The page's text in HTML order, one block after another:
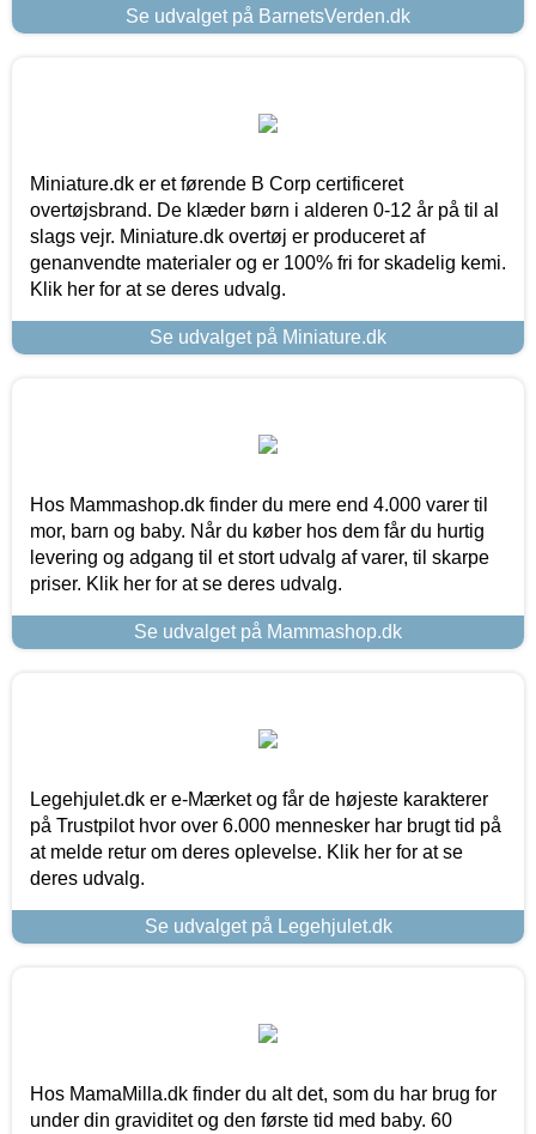
Se udvalget på BarnetsVerden.dk
Miniature.dk er et førende B Corp certificeret
overtøjsbrand. De klæder børn i alderen 0-12 år på til al
slags vejr. Miniature.dk overtøj er produceret af
genanvendte materialer og er 100% fri for skadelig kemi.
Klik her for at se deres udvalg.
Se udvalget på Miniature.dk
Hos Mammashop.dk finder du mere end 4.000 varer til
mor, barn og baby. Når du køber hos dem får du hurtig
levering og adgang til et stort udvalg af varer, til skarpe
priser. Klik her for at se deres udvalg.
Se udvalget på Mammashop.dk
Legehjulet.dk er e-Mærket og får de højeste karakterer
på Trustpilot hvor over 6.000 mennesker har brugt tid på
at melde retur om deres oplevelse. Klik her for at se
deres udvalg.
Se udvalget på Legehjulet.dk
Hos MamaMilla.dk finder du alt det, som du har brug for
under din graviditet og den første tid med baby. 60